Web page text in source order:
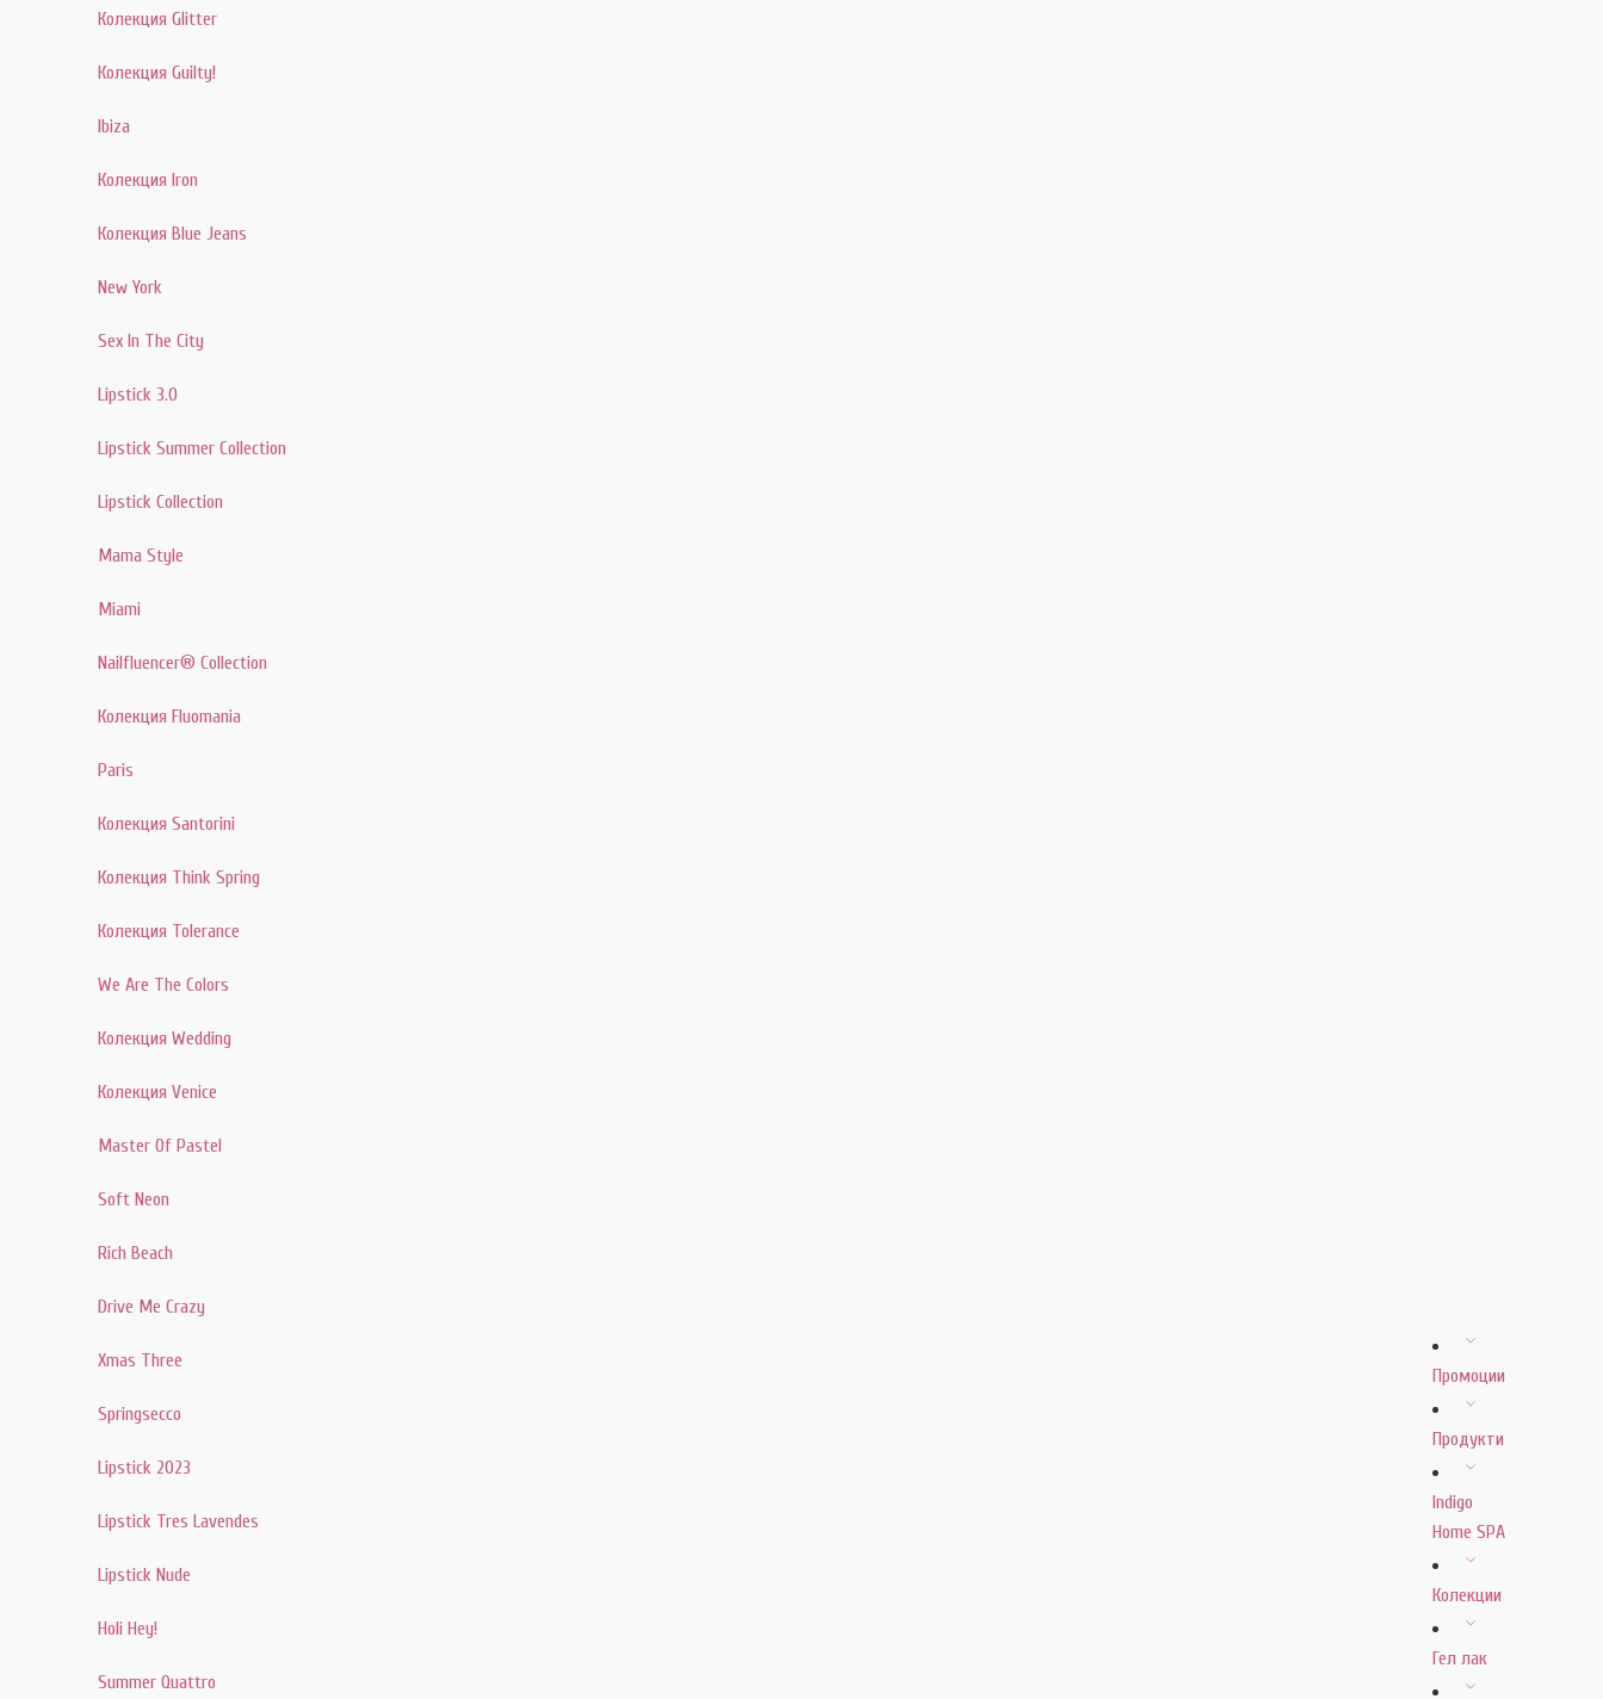
Колекция Glitter
Колекция Guilty!
Ibiza
Колекция Iron
Колекция Blue Jeans
New York
Sex In The City
Lipstick 3.0
Lipstick Summer Collection
Lipstick Collection
Mama Style
Miami
Nailfluencer® Collection
Колекция Fluomania
Paris
Колекция Santorini
Колекция Think Spring
Колекция Tolerance
We Are The Colors
Колекция Wedding
Колекция Venice
Master Of Pastel
Soft Neon
Rich Beach
Drive Me Crazy
Xmas Three
Springsecco
Lipstick 2023
Lipstick Tres Lavendes
Lipstick Nude
Holi Hey!
Summer Quattro
Промоции
Продукти
Indigo
Home SPA
Колекции
Гел лак